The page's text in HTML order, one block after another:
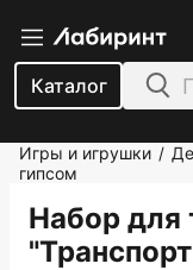
Каталог
Игры и игрушки /
гипсом
Набор для